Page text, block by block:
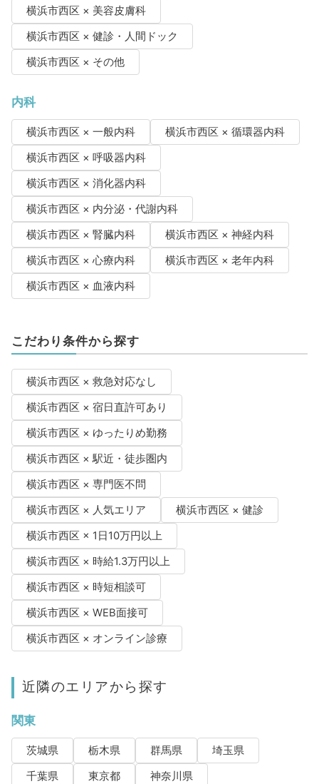
横浜市西区 × 美容皮膚科
横浜市西区 × 健診・人間ドック
横浜市西区 × その他
内科
横浜市西区 × 一般内科
横浜市西区 × 循環器内科
横浜市西区 × 呼吸器内科
横浜市西区 × 消化器内科
横浜市西区 × 内分泌・代謝内科
横浜市西区 × 腎臓内科
横浜市西区 × 神経内科
横浜市西区 × 心療内科
横浜市西区 × 老年内科
横浜市西区 × 血液内科
こだわり条件から探す
横浜市西区 × 救急対応なし
横浜市西区 × 宿日直許可あり
横浜市西区 × ゆったりめ勤務
横浜市西区 × 駅近・徒歩圏内
横浜市西区 × 専門医不問
横浜市西区 × 人気エリア
横浜市西区 × 健診
横浜市西区 × 1日10万円以上
横浜市西区 × 時給1.3万円以上
横浜市西区 × 時短相談可
横浜市西区 × WEB面接可
横浜市西区 × オンライン診療
近隣のエリアから探す
関東
茨城県 栃木県 群馬県
埼玉県
千葉県
東京都 神奈川県